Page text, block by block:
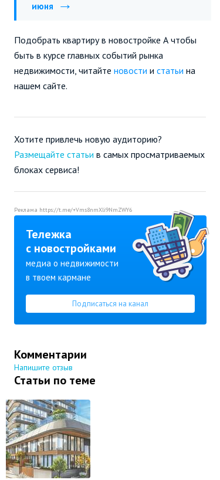
июня
Подобрать квартиру в новостройке А чтобы
быть в курсе главных событий рынка
недвижимости, читайте новости и статьи на
нашем сайте.
Хотите привлечь новую аудиторию?
Размещайте статьи в самых просматриваемых
блоках сервиса!
Тележка
с новостройками
медиа о недвижимости
в твоем кармане
Подписаться на канал
Реклама https://t.me/+Vms8nmXli9NmZWY6
Комментарии
Напишите отзыв
Статьи по теме